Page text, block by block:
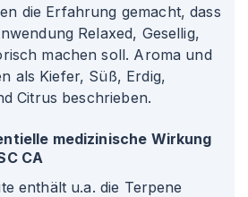
die Erfahrung gemacht, dass
Relaxed, Gesellig,
machen soll. Aroma und
als Kiefer, Süß, Erdig,
Citrus beschrieben.
medizinische Wirkung
CA
enthält u.a. die Terpene